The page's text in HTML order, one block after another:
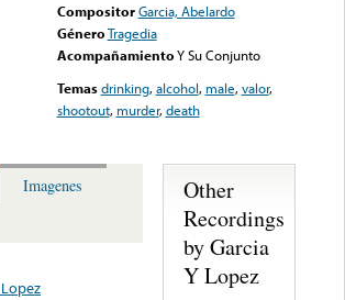
Compositor Garcia, Abelardo
GéneroTragedia
AcompañamientoY Su Conjunto
Temas drinking,alcohol, male,valor,
shootout, murder,death
Imagenes
Other
Recordings
by Garcia
Y Lopez